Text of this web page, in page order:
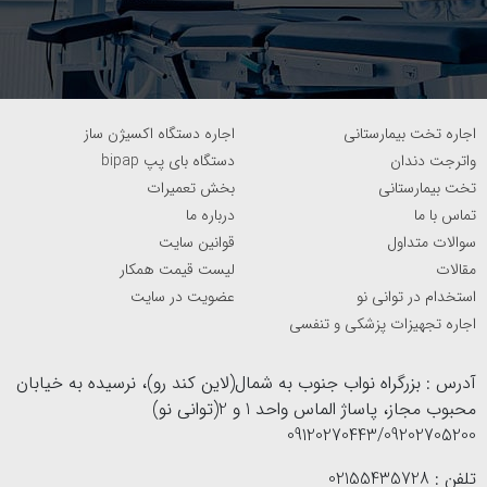
دیجیتالی وزن اشیاء و افراد هستند. با توجه به دقت بالای آن
ها، امکان تشخیص تغییرات کوچک وزنی و حتی اندازه‌ گیری
واحدهای دیگر نیز وجود دارد.
به گفته وب ام دی:
A digital scale is an electronic device used to measure
weight or mass with a digital display. It provides
precise readings using sensors and converts the
measurement into a digital format.
ترجمه: ترازو دیجیتال یک دستگاه الکترونیکی است که برای
اجاره تخت بیمارستانی
اجاره دستگاه اکسیژن ساز
واترجت دندان
دستگاه بای پپ bipap
تخت بیمارستانی
بخش تعمیرات
تماس با ما
درباره ما
سوالات متداول
قوانین سایت
مقالات
لیست قیمت همکار
استخدام در توانی نو
عضویت در سایت
اجاره تجهیزات پزشکی و تنفسی
آدرس : بزرگراه نواب جنوب به شمال(لاین کند رو)، نرسیده به خیابان
محبوب مجاز، پاساژ الماس واحد 1 و 2(توانی نو)
09120270443/09202705200
تلفن : 02155435728